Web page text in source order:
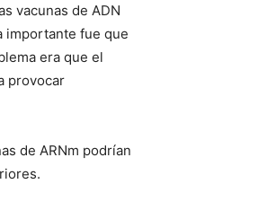
vacunas de ADN
importante fue que
era que el
provocar
de ARNm podrían